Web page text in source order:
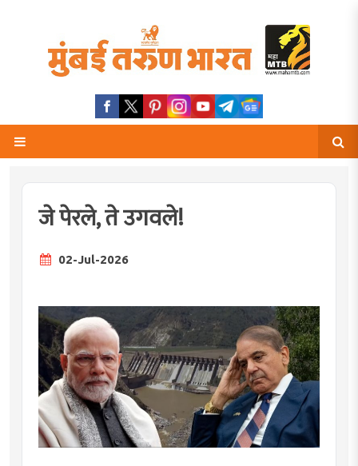
जे पेरले, ते उगवले!
02-Jul-2026